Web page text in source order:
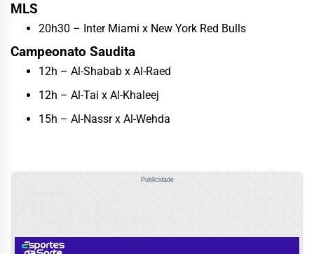
MLS
20h30 – Inter Miami x New York Red Bulls
Campeonato Saudita
12h – Al-Shabab x Al-Raed
12h – Al-Tai x Al-Khaleej
15h – Al-Nassr x Al-Wehda
Publicidade